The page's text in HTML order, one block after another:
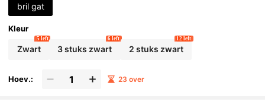
bril gat
Kleur
Zwart
5 left
3 stuks zwart
6 left
2 stuks zwart
12 left
Hoev.: 23 over